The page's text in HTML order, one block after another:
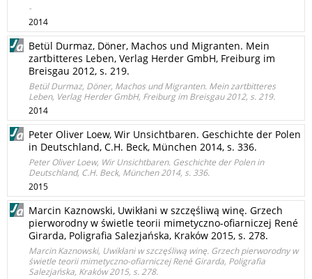
-
2014
Betül Durmaz, Döner, Machos und Migranten. Mein
zartbitteres Leben, Verlag Herder GmbH, Freiburg im
Breisgau 2012, s. 219.
Betül Durmaz, Döner, Machos und Migranten. Mein zartbitteres
Leben, Verlag Herder GmbH, Freiburg im Breisgau 2012, s. 219.
2014
Peter Oliver Loew, Wir Unsichtbaren. Geschichte der Polen
in Deutschland, C.H. Beck, München 2014, s. 336.
Peter Oliver Loew, Wir Unsichtbaren. Geschichte der Polen in
Deutschland, C.H. Beck, München 2014, s. 336.
2015
Marcin Kaznowski, Uwikłani w szczęśliwą winę. Grzech
pierworodny w świetle teorii mimetyczno-ofiarniczej René
Girarda, Poligrafia Salezjańska, Kraków 2015, s. 278.
Marcin Kaznowski, Uwikłani w szczęśliwą winę. Grzech pierworodny w
świetle teorii mimetyczno-ofiarniczej René Girarda, Poligrafia
Salezjańska, Kraków 2015, s. 278.